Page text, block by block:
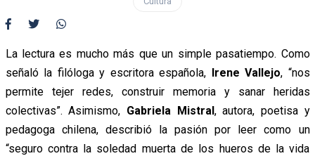
La lectura es mucho más que un simple pasatiempo. Como
señaló la filóloga y escritora española, Irene Vallejo, “nos
permite tejer redes, construir memoria y sanar heridas
colectivas”. Asimismo, Gabriela Mistral, autora, poetisa y
pedagoga chilena, describió la pasión por leer como un
“seguro contra la soledad muerta de los hueros de la vida